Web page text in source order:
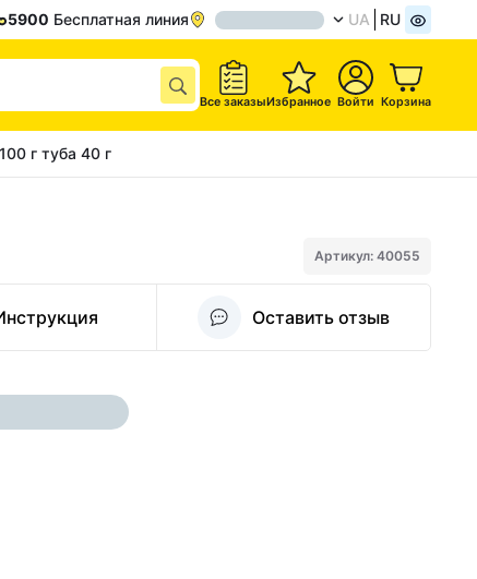
5900 Бесплатная линия UA RU
Все заказыИзбранное Войти Корзина
г туба 40 г
Артикул: 40055
Оставить отзыв